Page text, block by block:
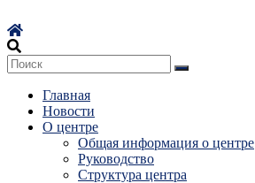
к
содержимому
Главная
Новости
О центре
Общая информация о центре
Руководство
Структура центра